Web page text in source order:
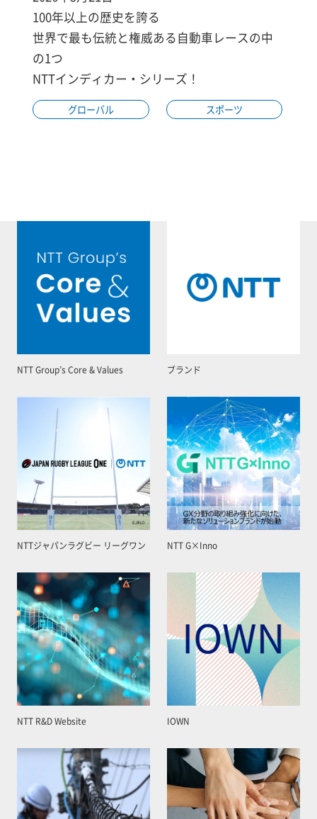
100年以上の歴史を誇る
世界で最も伝統と権威ある自動車レースの中
の1つ
NTTインディカー・シリーズ！
グローバル スポーツ
NTT Group’s Core & Values ブランド
NTTジャパンラグビー リーグワン NTT G×Inno
NTT R&D Website IOWN